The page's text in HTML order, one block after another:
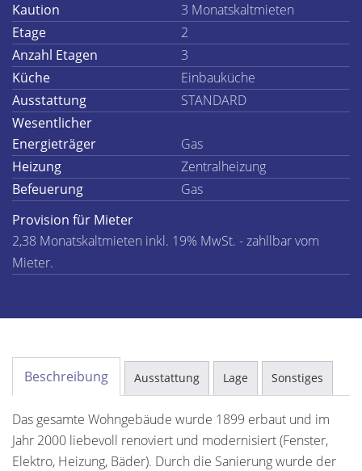
Kaution
3 Monatskaltmieten
Etage
2
Anzahl Etagen
3
Küche
Einbauküche
Ausstattung
STANDARD
Wesentlicher
Energieträger
Gas
Heizung
Zentralheizung
Befeuerung
Gas
Provision für Mieter
2,38 Monatskaltmieten inkl. 19% MwSt. - zahllbar vom
Mieter.
Beschreibung Ausstattung Lage Sonstiges
Das gesamte Wohngebäude wurde 1899 erbaut und im
Jahr 2000 liebevoll renoviert und modernisiert (Fenster,
Elektro, Heizung, Bäder). Durch die Sanierung wurde der